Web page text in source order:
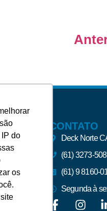
do
os
CONTATO
Deck Norte
(61) 3273-
(61) 9 8160-
Segunda à